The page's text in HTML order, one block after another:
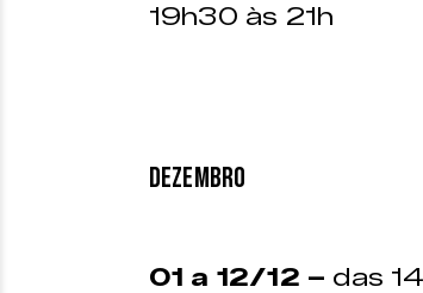
19h30 às 21h
DEZEMBRO
01 a 12/12 – das